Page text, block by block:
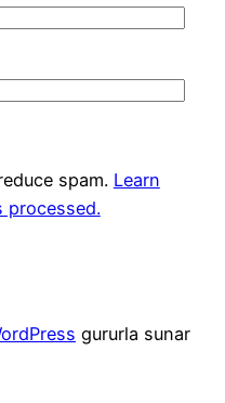
spam. Learn
processed.
gururla sunar